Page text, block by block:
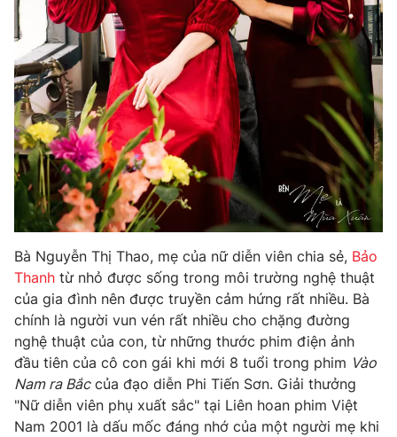
Photo Infographic
Video Shorts video
VTV Money VTV Thể thao
VTV Sức khoẻ Bất động sản
Thị trường 24h Tấm lòng Việt
VTV4 Vươn mình bằng AI
VTV9 VTV8
Liên hệ tòa soạn English
Bà Nguyễn Thị Thao, mẹ của nữ diễn viên chia sẻ, Bảo
Thanh từ nhỏ được sống trong môi trường nghệ thuật
của gia đình nên được truyền cảm hứng rất nhiều. Bà
chính là người vun vén rất nhiều cho chặng đường
nghệ thuật của con, từ những thước phim điện ảnh
đầu tiên của cô con gái khi mới 8 tuổi trong phim Vào
Nam ra Bắccủa đạo diễn Phi Tiến Sơn. Giải thưởng
"Nữ diễn viên phụ xuất sắc" tại Liên hoan phim Việt
Nam 2001 là dấu mốc đáng nhớ của một người mẹ khi